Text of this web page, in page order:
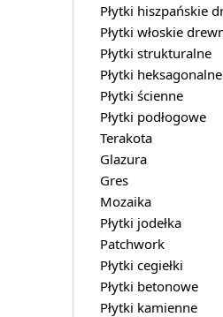
Płytki strukturalne
Płytki heksagonalne
Płytki ścienne
Płytki podłogowe
Terakota
Glazura
Gres
Mozaika
Płytki jodełka
Patchwork
Płytki cegiełki
Płytki betonowe
Płytki kamienne